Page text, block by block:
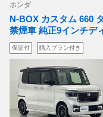
ホンダ
N-BOX カスタム 660
禁煙車 純正9インチデ
保証付 購入プラン付き